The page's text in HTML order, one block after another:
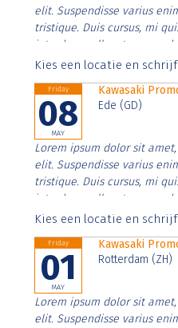
elit. Suspendisse varius
tristique. Duis cursus, mi
interdum nulla, ut
Aenean faucibus nibh et
Kies een locatie en
Friday
08
MAY
Kawasaki
Ede (GD)
Lorem ipsum dolor sit
elit. Suspendisse varius
tristique. Duis cursus, mi
interdum nulla, ut
Aenean faucibus nibh et
Kies een locatie en
Friday
01
MAY
Kawasaki
Rotterdam (ZH)
Lorem ipsum dolor sit
elit. Suspendisse varius